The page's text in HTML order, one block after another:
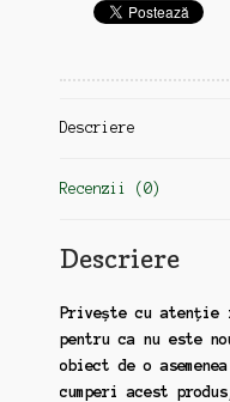
navigatie
zz183)
Descriere
Recenzii (0)
Descriere
Privește cu atenție
pentru ca nu este
obiect de o
cumperi acest